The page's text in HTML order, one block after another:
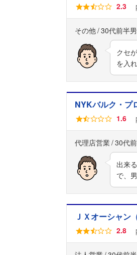
2.3
その他 30代前半
クセ
を入
NYKバルク・プ
1.6
代理店営業 30代
出来
で、
ＪＸオーシャン
2.8